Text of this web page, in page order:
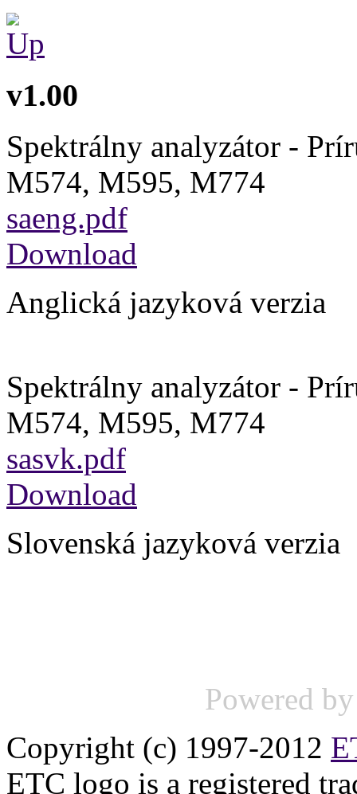
v1.00
Spektrálny analyzátor -
M574, M595, M774
saeng.pdf
Download
Anglická jazyková verzia
Spektrálny analyzátor -
M574, M595, M774
sasvk.pdf
Download
Slovenská jazyková verzia
Powered
Copyright (c) 1997-2012
ETC logo is a registered